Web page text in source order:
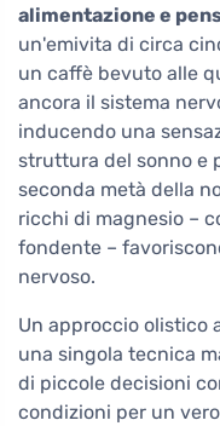
alimentazione e
un'emivita di circa
un caffè bevuto alle
ancora il sistema
inducendo una
struttura del sonno e
seconda metà della
ricchi di magnesio –
fondente –
nervoso.
Un approccio olistico
una singola tecnica
di piccole decisioni
condizioni per un